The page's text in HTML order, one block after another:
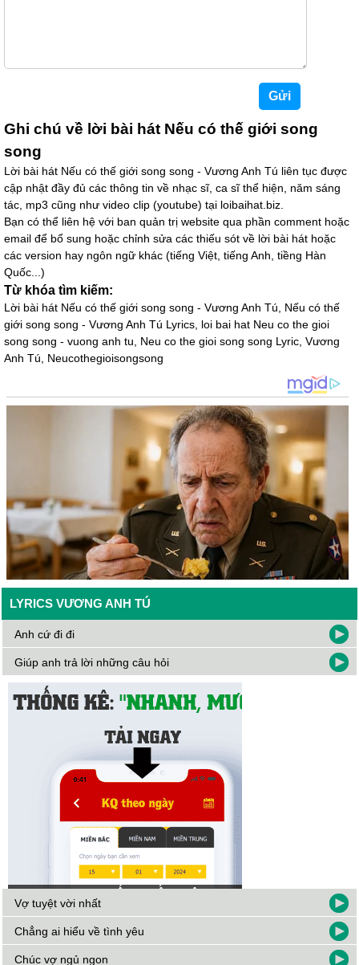
Ghi chú về lời bài hát Nếu có thế giới song
song
Lời bài hát Nếu có thế giới song song - Vương Anh Tú liên tục được
cập nhật đầy đủ các thông tin về nhạc sĩ, ca sĩ thể hiện, năm sáng
tác, mp3 cũng như video clip (youtube) tại loibaihat.biz.
Bạn có thể liên hệ với ban quản trị website qua phần comment hoặc
email để bổ sung hoặc chỉnh sửa các thiếu sót về lời bài hát hoặc
các version hay ngôn ngữ khác (tiếng Việt, tiếng Anh, tiềng Hàn
Quốc...)
Từ khóa tìm kiếm:
Lời bài hát Nếu có thế giới song song - Vương Anh Tú, Nếu có thế
giới song song - Vương Anh Tú Lyrics, loi bai hat Neu co the gioi
song song - vuong anh tu, Neu co the gioi song song Lyric, Vương
Anh Tú, Neucothegioisongsong
LYRICS VƯƠNG ANH TÚ
Anh cứ đi đi
Giúp anh trả lời những câu hỏi
Vợ tuyệt vời nhất
Chẳng ai hiểu về tình yêu
Chúc vợ ngủ ngon